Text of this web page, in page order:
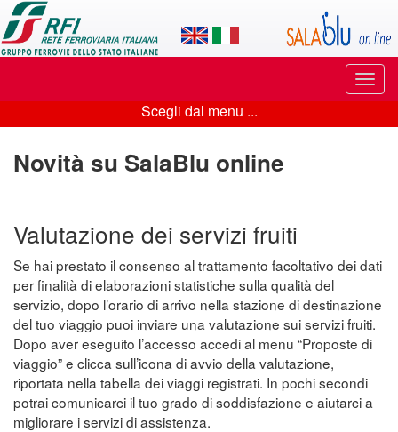
Applicazione
SalaBlu
Online
di
Rete
Ferroviaria
di
Scegli
dal
menu
Scegli dal menu ...
Novità su SalaBlu online
Valutazione dei servizi fruiti
Se hai prestato il consenso al trattamento facoltativo dei dati
per finalità di elaborazioni statistiche sulla qualità del
servizio, dopo l’orario di arrivo nella stazione di destinazione
del tuo viaggio puoi inviare una valutazione sui servizi fruiti.
Dopo aver eseguito l’accesso accedi al menu “Proposte di
viaggio” e clicca sull’icona di avvio della valutazione,
riportata nella tabella dei viaggi registrati. In pochi secondi
potrai comunicarci il tuo grado di soddisfazione e aiutarci a
migliorare i servizi di assistenza.